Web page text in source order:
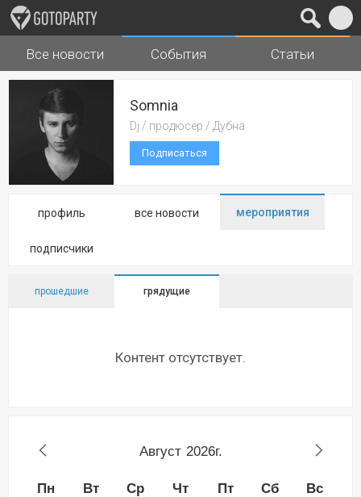
Города Музыка
Все новости События Статьи
Somnia
Dj / продюсер / Дубна
Подписаться
профиль все новости мероприятия
подписчики
прошедшие грядущие
Контент отсутствует.
Август 2026г.
Пн Вт Ср Чт Пт Сб Вс